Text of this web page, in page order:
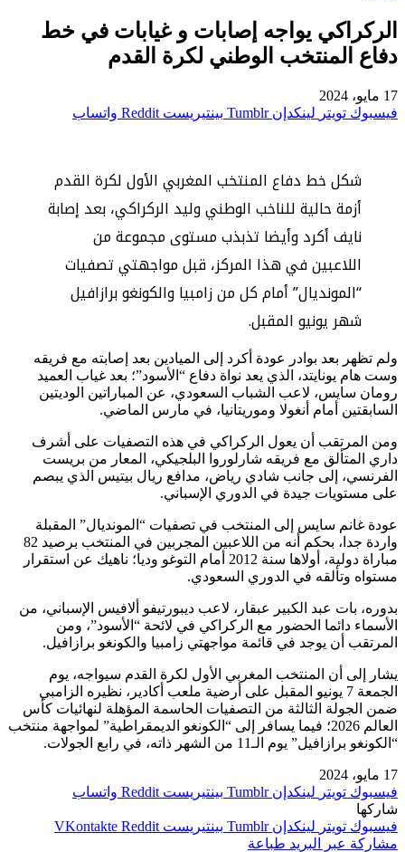
الركراكي يواجه إصابات و غيابات في خط
دفاع المنتخب الوطني لكرة القدم
17 مايو، 2024
فيسبوك تويتر لينكدإن بينتيريست واتساب
شكل خط دفاع المنتخب المغربي الأول لكرة القدم
أزمة حالية للناخب الوطني وليد الركراكي، بعد إصابة
نايف أكرد وأيضا تذبذب مستوى مجموعة من
اللاعبين في هذا المركز، قبل مواجهتي تصفيات
“المونديال” أمام كل من زامبيا والكونغو برازافيل
شهر يونيو المقبل.
ولم تظهر بعد بوادر عودة أكرد إلى الميادين بعد إصابته مع فريقه
وست هام يونايتد، الذي يعد نواة دفاع “الأسود”؛ بعد غياب العميد
رومان سايس، لاعب الشباب السعودي، عن المباراتين الوديتين
السابقتين أمام أنغولا وموريتانيا، في مارس الماضي.
ومن المرتقب أن يعول الركراكي في هذه التصفيات على أشرف
داري المتألق مع فريقه شارلوروا البلجيكي، المعار من بريست
الفرنسي، إلى جانب شادي رياض، مدافع ريال بيتيس الذي يبصم
على مستويات جيدة في الدوري الإسباني.
عودة غانم سايس إلى المنتخب في تصفيات “المونديال” المقبلة
واردة جدا، بحكم أنه من اللاعبين المجربين في المنتخب برصيد 82
مباراة دولية، أولاها سنة 2012 أمام التوغو وديا؛ ناهيك عن استقرار
مستواه وتألقه في الدوري السعودي.
بدوره، بات عبد الكبير عبقار، لاعب ديبورتيفو ألافيس الإسباني، من
الأسماء دائما الحضور مع الركراكي في لائحة “الأسود”، ومن
المرتقب أن يوجد في قائمة مواجهتي زامبيا والكونغو برازافيل.
يشار إلى أن المنتخب المغربي الأول لكرة القدم سيواجه، يوم
الجمعة 7 يونيو المقبل على أرضية ملعب أكادير، نظيره الزامبي
ضمن الجولة الثالثة من التصفيات الحاسمة المؤهلة لنهائيات كأس
العالم 2026؛ فيما يسافر إلى “الكونغو الديمقراطية” لمواجهة منتخب
“الكونغو برازافيل” يوم الـ11 من الشهر ذاته، في رابع الجولات.
17 مايو، 2024
فيسبوك تويتر لينكدإن بينتيريست
واتساب
شاركها
فيسبوك تويتر لينكدإن بينتيريست
مشاركة عبر البريد طباعة